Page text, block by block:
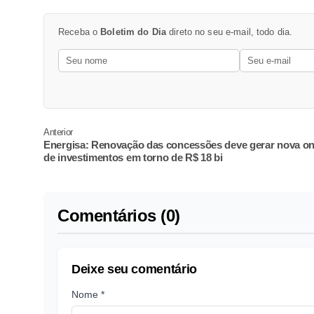
Receba o Boletim do Diadireto no seu e-mail, todo dia.
Anterior
Energisa: Renovação das concessões deve gerar nova
de investimentos em torno de R$ 18 bi
Comentários (0)
Deixe seu comentário
Nome *